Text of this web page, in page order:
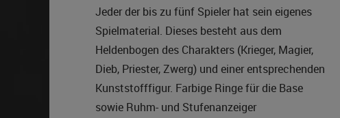
Jeder der bis zu fünf Spieler hat sein eigenes
Spielmaterial. Dieses besteht aus dem
Heldenbogen des Charakters (Krieger, Magier,
Dieb, Priester, Zwerg) und einer entsprechenden
Kunststofffigur. Farbige Ringe für die Base
sowie Ruhm- und Stufenanzeiger